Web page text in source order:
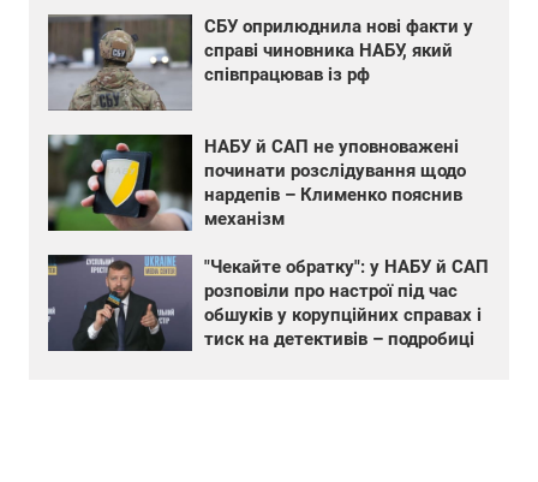
СБУ оприлюднила нові факти у
справі чиновника НАБУ, який
співпрацював із рф
НАБУ й САП не уповноважені
починати розслідування щодо
нардепів – Клименко пояснив
механізм
"Чекайте обратку": у НАБУ й САП
розповіли про настрої під час
обшуків у корупційних справах і
тиск на детективів – подробиці